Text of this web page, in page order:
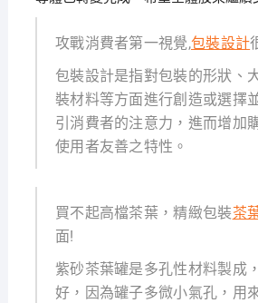
攻戰消費者第一視覺,包裝設計
包裝設計是指對包裝的形狀、
裝材料等方面進行創造或選擇
引消費者的注意力，進而增加
使用者友善之特性。
買不起高檔茶葉，精緻包裝茶
面!
紫砂茶葉罐是多孔性材料製成
好，因為罐子多微小氣孔，用